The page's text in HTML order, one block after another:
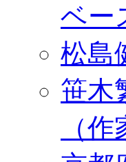
ベー
松島
笹木
（